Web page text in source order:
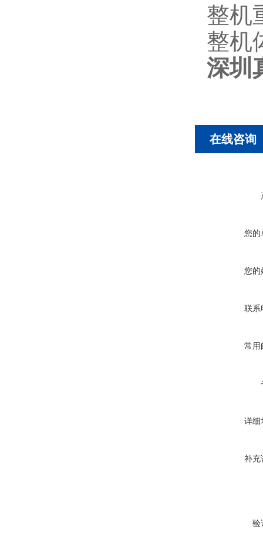
整机
整机
深圳
在线咨询
您的
您的
联系
常用
详细
补充
验